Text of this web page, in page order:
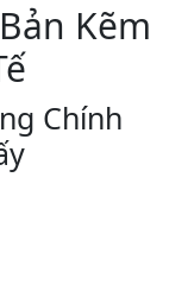
Kẽm
Chính